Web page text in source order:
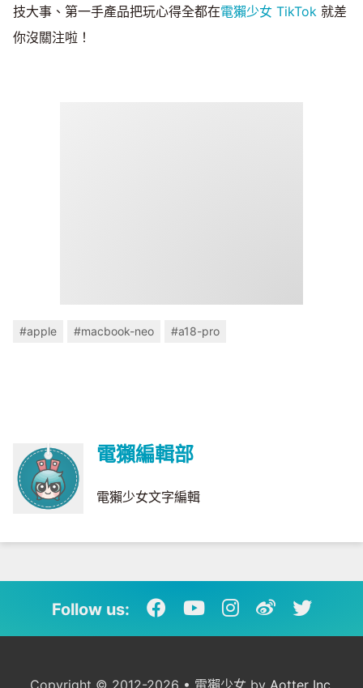
技大事、第一手產品把玩心得全都在電獺少女 TikTok 就差
你沒關注啦！
#apple #macbook-neo #a18-pro
電獺編輯部
電獺少女文字編輯
Follow us: